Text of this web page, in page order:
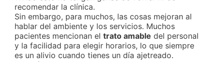
recomendar la clínica.
Sin embargo, para muchos, las cosas mejoran al
hablar del ambiente y los servicios. Muchos
pacientes mencionan el trato amable del personal
y la facilidad para elegir horarios, lo que siempre
es un alivio cuando tienes un día ajetreado.